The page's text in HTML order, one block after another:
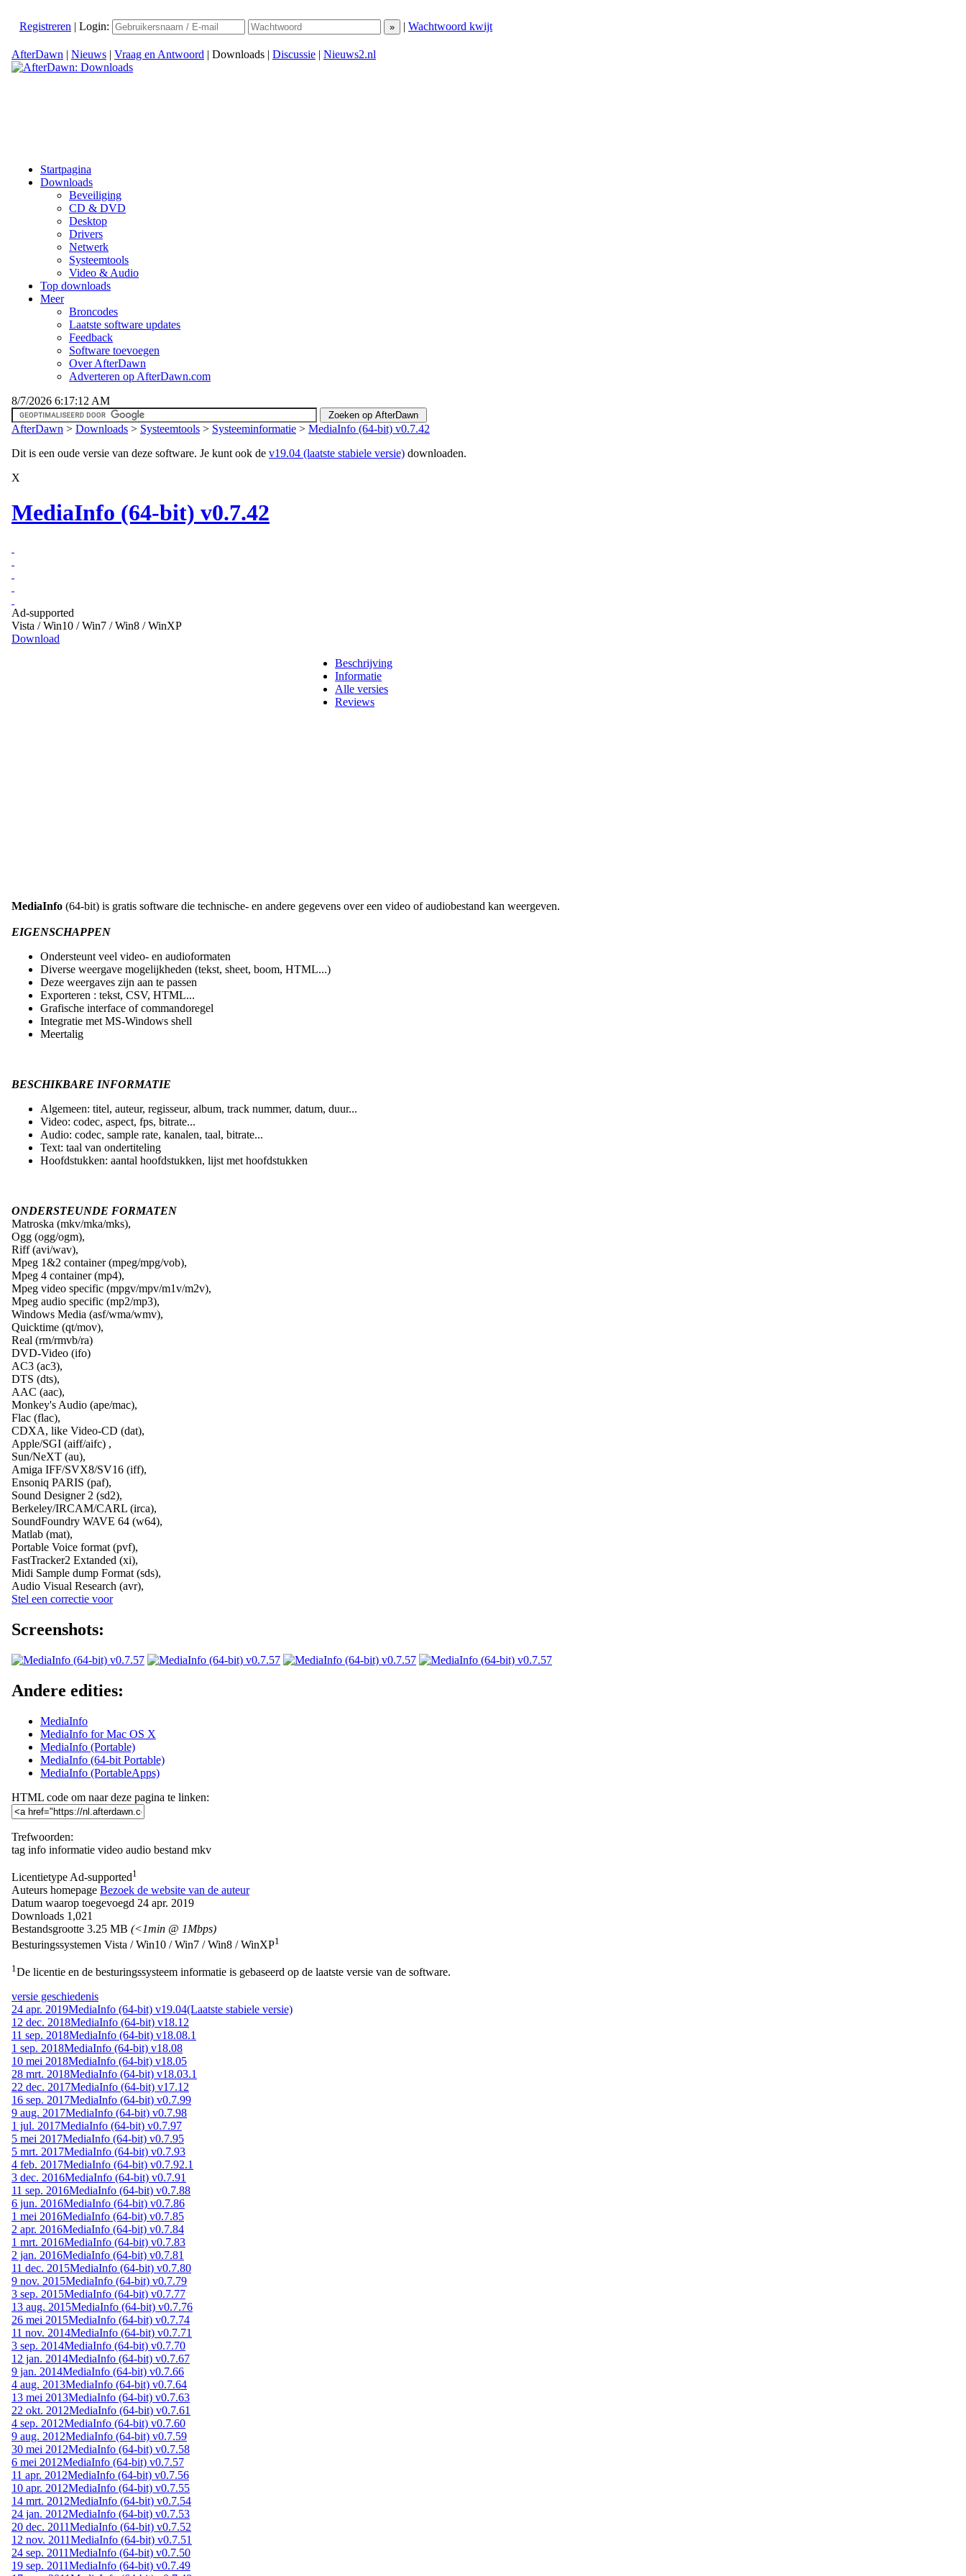
Registreren | Login: | Wachtwoord kwijt
AfterDawn | Nieuws | Vraag en Antwoord | Downloads | Discussie | Nieuws2.nl
Startpagina
Downloads
Beveiliging
CD & DVD
Desktop
Drivers
Netwerk
Systeemtools
Video & Audio
Top downloads
Meer
Broncodes
Laatste software updates
Feedback
Software toevoegen
Over AfterDawn
Adverteren op AfterDawn.com
8/7/2026 6:17:12 AM
AfterDawn > Downloads > Systeemtools > Systeeminformatie > MediaInfo (64-bit) v0.7.42
Dit is een oude versie van deze software. Je kunt ook de v19.04 (laatste stabiele versie) downloaden.
X
MediaInfo (64-bit) v0.7.42
Ad-supported
Vista / Win10 / Win7 / Win8 / WinXP
Download
Beschrijving
Informatie
Alle versies
Reviews
MediaInfo (64-bit) is gratis software die technische- en andere gegevens over een video of audiobestand kan weergeven.
EIGENSCHAPPEN
Ondersteunt veel video- en audioformaten
Diverse weergave mogelijkheden (tekst, sheet, boom, HTML...)
Deze weergaves zijn aan te passen
Exporteren : tekst, CSV, HTML...
Grafische interface of commandoregel
Integratie met MS-Windows shell
Meertalig
BESCHIKBARE INFORMATIE
Algemeen: titel, auteur, regisseur, album, track nummer, datum, duur...
Video: codec, aspect, fps, bitrate...
Audio: codec, sample rate, kanalen, taal, bitrate...
Text: taal van ondertiteling
Hoofdstukken: aantal hoofdstukken, lijst met hoofdstukken
ONDERSTEUNDE FORMATEN
Matroska (mkv/mka/mks),
Ogg (ogg/ogm),
Riff (avi/wav),
Mpeg 1&2 container (mpeg/mpg/vob),
Mpeg 4 container (mp4),
Mpeg video specific (mpgv/mpv/m1v/m2v),
Mpeg audio specific (mp2/mp3),
Windows Media (asf/wma/wmv),
Quicktime (qt/mov),
Real (rm/rmvb/ra)
DVD-Video (ifo)
AC3 (ac3),
DTS (dts),
AAC (aac),
Monkey's Audio (ape/mac),
Flac (flac),
CDXA, like Video-CD (dat),
Apple/SGI (aiff/aifc) ,
Sun/NeXT (au),
Amiga IFF/SVX8/SV16 (iff),
Ensoniq PARIS (paf),
Sound Designer 2 (sd2),
Berkeley/IRCAM/CARL (irca),
SoundFoundry WAVE 64 (w64),
Matlab (mat),
Portable Voice format (pvf),
FastTracker2 Extanded (xi),
Midi Sample dump Format (sds),
Audio Visual Research (avr),
Stel een correctie voor
Screenshots:
Andere edities:
MediaInfo
MediaInfo for Mac OS X
MediaInfo (Portable)
MediaInfo (64-bit Portable)
MediaInfo (PortableApps)
HTML code om naar deze pagina te linken:
Trefwoorden:
tag info informatie video audio bestand mkv
Licentietype Ad-supported1
Auteurs homepage Bezoek de website van de auteur
Datum waarop toegevoegd 24 apr. 2019
Downloads 1,021
Bestandsgrootte 3.25 MB (<1min @ 1Mbps)
Besturingssystemen Vista / Win10 / Win7 / Win8 / WinXP1
1De licentie en de besturingssysteem informatie is gebaseerd op de laatste versie van de software.
versie geschiedenis
24 apr. 2019MediaInfo (64-bit) v19.04(Laatste stabiele versie)
12 dec. 2018MediaInfo (64-bit) v18.12
11 sep. 2018MediaInfo (64-bit) v18.08.1
1 sep. 2018MediaInfo (64-bit) v18.08
10 mei 2018MediaInfo (64-bit) v18.05
28 mrt. 2018MediaInfo (64-bit) v18.03.1
22 dec. 2017MediaInfo (64-bit) v17.12
16 sep. 2017MediaInfo (64-bit) v0.7.99
9 aug. 2017MediaInfo (64-bit) v0.7.98
1 jul. 2017MediaInfo (64-bit) v0.7.97
5 mei 2017MediaInfo (64-bit) v0.7.95
5 mrt. 2017MediaInfo (64-bit) v0.7.93
4 feb. 2017MediaInfo (64-bit) v0.7.92.1
3 dec. 2016MediaInfo (64-bit) v0.7.91
11 sep. 2016MediaInfo (64-bit) v0.7.88
6 jun. 2016MediaInfo (64-bit) v0.7.86
1 mei 2016MediaInfo (64-bit) v0.7.85
2 apr. 2016MediaInfo (64-bit) v0.7.84
1 mrt. 2016MediaInfo (64-bit) v0.7.83
2 jan. 2016MediaInfo (64-bit) v0.7.81
11 dec. 2015MediaInfo (64-bit) v0.7.80
9 nov. 2015MediaInfo (64-bit) v0.7.79
3 sep. 2015MediaInfo (64-bit) v0.7.77
13 aug. 2015MediaInfo (64-bit) v0.7.76
26 mei 2015MediaInfo (64-bit) v0.7.74
11 nov. 2014MediaInfo (64-bit) v0.7.71
3 sep. 2014MediaInfo (64-bit) v0.7.70
12 jan. 2014MediaInfo (64-bit) v0.7.67
9 jan. 2014MediaInfo (64-bit) v0.7.66
4 aug. 2013MediaInfo (64-bit) v0.7.64
13 mei 2013MediaInfo (64-bit) v0.7.63
22 okt. 2012MediaInfo (64-bit) v0.7.61
4 sep. 2012MediaInfo (64-bit) v0.7.60
9 aug. 2012MediaInfo (64-bit) v0.7.59
30 mei 2012MediaInfo (64-bit) v0.7.58
6 mei 2012MediaInfo (64-bit) v0.7.57
11 apr. 2012MediaInfo (64-bit) v0.7.56
10 apr. 2012MediaInfo (64-bit) v0.7.55
14 mrt. 2012MediaInfo (64-bit) v0.7.54
24 jan. 2012MediaInfo (64-bit) v0.7.53
20 dec. 2011MediaInfo (64-bit) v0.7.52
12 nov. 2011MediaInfo (64-bit) v0.7.51
24 sep. 2011MediaInfo (64-bit) v0.7.50
19 sep. 2011MediaInfo (64-bit) v0.7.49